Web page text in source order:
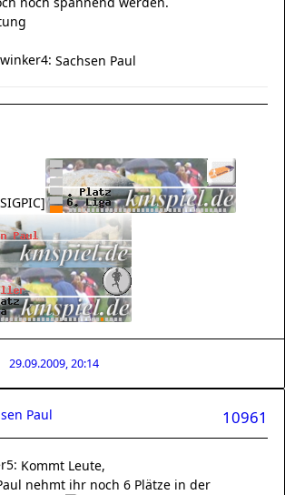
Sachsen Paul
29.09.2009, 20:14
10961
Paul
Kommt Leute,
nehmt ihr noch 6 Plätze in der